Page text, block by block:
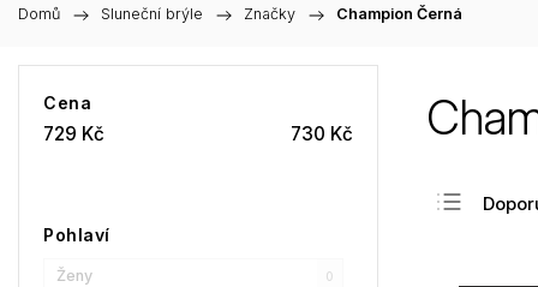
Domů / Sluneční brýle / Značky / Champion Černá
Cena
729 Kč 730 Kč
Pohlaví
Ženy 0